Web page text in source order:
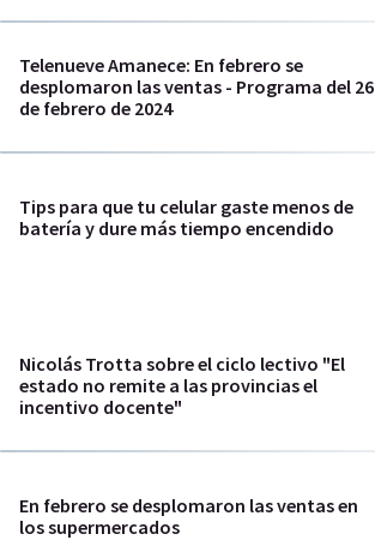
Telenueve Amanece: En febrero se
desplomaron las ventas - Programa del 26
de febrero de 2024
Tips para que tu celular gaste menos de
batería y dure más tiempo encendido
Nicolás Trotta sobre el ciclo lectivo "El
estado no remite a las provincias el
incentivo docente"
En febrero se desplomaron las ventas en
los supermercados